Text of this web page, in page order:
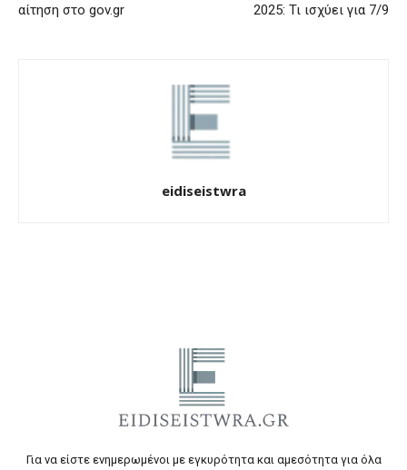
αίτηση στο gov.gr
2025: Τι ισχύει για 7/9
eidiseistwra
Για να είστε ενημερωμένοι με εγκυρότητα και αμεσότητα για όλα